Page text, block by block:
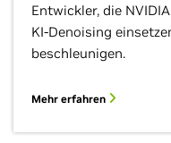
Entwickler, die
KI-Denoising
beschleunigen.
Mehr erfahren